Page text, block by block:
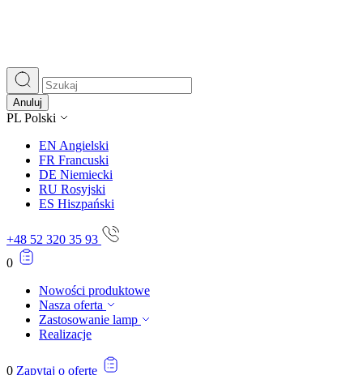
Anuluj
PL Polski
EN Angielski
FR Francuski
DE Niemiecki
RU Rosyjski
ES Hiszpański
+48 52 320 35 93
0
Nowości produktowe
Nasza oferta
Zastosowanie lamp
Realizacje
0 Zapytaj o ofertę